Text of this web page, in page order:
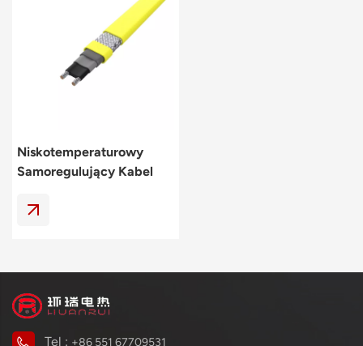
Niskotemperaturowy
Samoregulujący Kabel
Przemysłowych I
Tel : +86 551 67709531